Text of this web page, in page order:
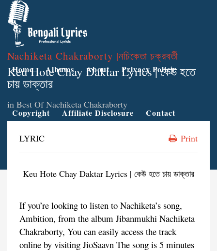
Home Albums About Privacy Policy
Copyright Affiliate Disclosure Contact
Nachiketa Chakraborty |নচিকেতা চক্রবর্তী
Keu Hote Chay Daktar Lyrics | কেউ হতে
চায় ডাক্তার
in Best Of Nachiketa Chakraborty
LYRIC Print
Keu Hote Chay Daktar Lyrics | কেউ হতে চায় ডাক্তার
If you’re looking to listen to Nachiketa’s song,
Ambition, from the album Jibanmukhi Nachiketa
Chakraborty, You can easily access the track
online by visiting JioSaavn The song is 5 minutes